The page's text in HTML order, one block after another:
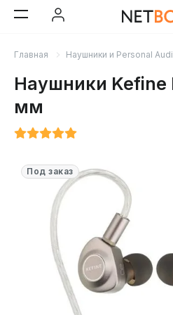
Главная Наушники и Personal
Наушники Kefine
мм
Под заказ